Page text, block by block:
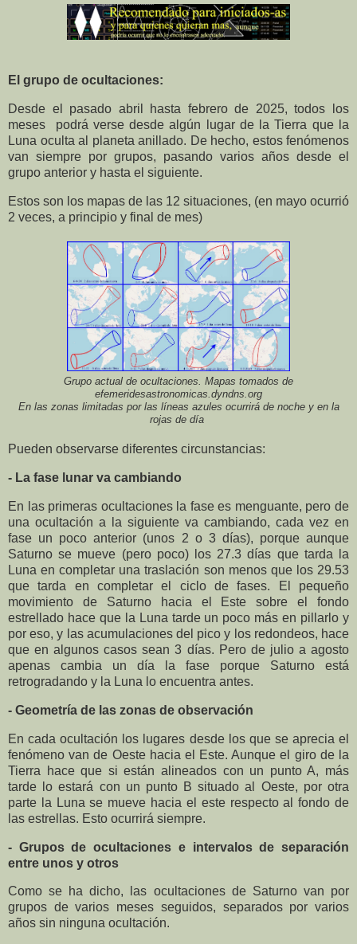
El grupo de ocultaciones:
Desde el pasado abril hasta febrero de 2025, todos los
meses podrá verse desde algún lugar de la Tierra que la
Luna oculta al planeta anillado. De hecho, estos fenómenos
van siempre por grupos, pasando varios años desde el
grupo anterior y hasta el siguiente.
Estos son los mapas de las 12 situaciones, (en mayo ocurrió
2 veces, a principio y final de mes)
Grupo actual de ocultaciones. Mapas tomados de
efemeridesastronomicas.dyndns.org
En las zonas limitadas por las líneas azules ocurrirá de noche y en la
rojas de día
Pueden observarse diferentes circunstancias:
- La fase lunar va cambiando
En las primeras ocultaciones la fase es menguante, pero de
una ocultación a la siguiente va cambiando, cada vez en
fase un poco anterior (unos 2 o 3 días), porque aunque
Saturno se mueve (pero poco) los 27.3 días que tarda la
Luna en completar una traslación son menos que los 29.53
que tarda en completar el ciclo de fases. El pequeño
movimiento de Saturno hacia el Este sobre el fondo
estrellado hace que la Luna tarde un poco más en pillarlo y
por eso, y las acumulaciones del pico y los redondeos, hace
que en algunos casos sean 3 días. Pero de julio a agosto
apenas cambia un día la fase porque Saturno está
retrogradando y la Luna lo encuentra antes.
- Geometría de las zonas de observación
En cada ocultación los lugares desde los que se aprecia el
fenómeno van de Oeste hacia el Este. Aunque el giro de la
Tierra hace que si están alineados con un punto A, más
tarde lo estará con un punto B situado al Oeste, por otra
parte la Luna se mueve hacia el este respecto al fondo de
las estrellas. Esto ocurrirá siempre.
- Grupos de ocultaciones e intervalos de separación
entre unos y otros
Como se ha dicho, las ocultaciones de Saturno van por
grupos de varios meses seguidos, separados por varios
años sin ninguna ocultación.